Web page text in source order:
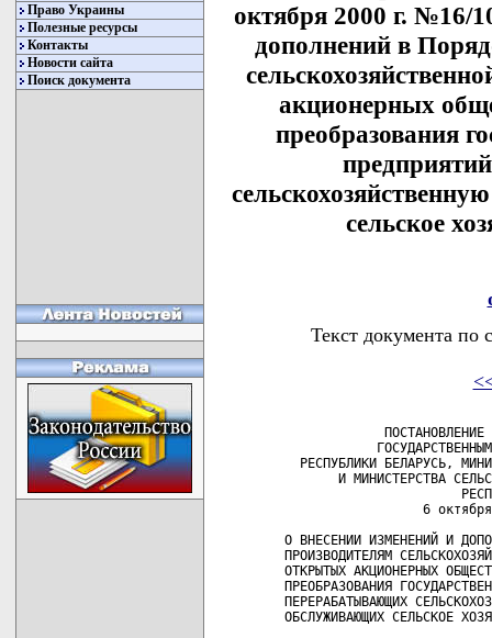
Право Украины
Полезные ресурсы
Контакты
Новости сайта
Поиск документа
октября 2000 г. №16/
дополнений в
акционерных
преобразования
сельское
Текст документа по
ПОСТАНОВЛЕНИЕ
РЕСПУБЛИКИ БЕЛАРУСЬ,
И МИНИСТЕРСТВА
6
О ВНЕСЕНИИ ИЗМЕНЕНИЙ И
ПРОИЗВОДИТЕЛЯМ
ОТКРЫТЫХ АКЦИОНЕРНЫХ
ПРЕОБРАЗОВАНИЯ
ПЕРЕРАБАТЫВАЮЩИХ
ОБСЛУЖИВАЮЩИХ СЕЛЬСКОЕ